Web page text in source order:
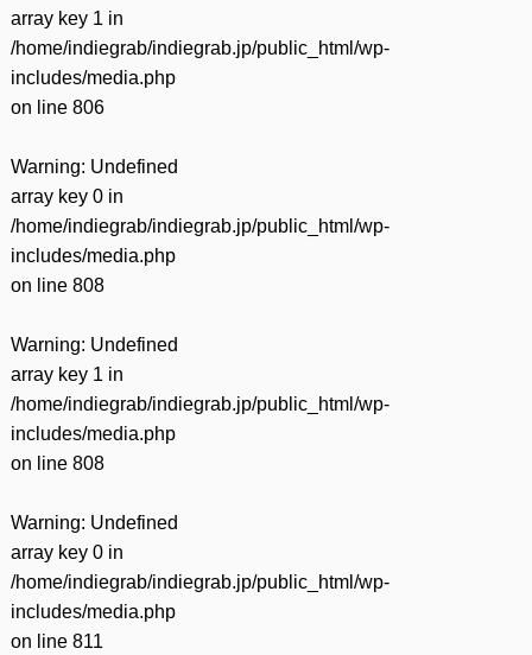
array key 1 in
/home/indiegrab/indiegrab.jp/public_html/wp-
includes/media.php
on line 806
Warning: Undefined
array key 0 in
/home/indiegrab/indiegrab.jp/public_html/wp-
includes/media.php
on line 808
Warning: Undefined
array key 1 in
/home/indiegrab/indiegrab.jp/public_html/wp-
includes/media.php
on line 808
Warning: Undefined
array key 0 in
/home/indiegrab/indiegrab.jp/public_html/wp-
includes/media.php
on line 811